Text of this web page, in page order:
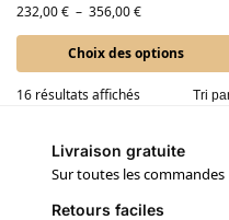
232,00€ – 356,00€
Choix des options
16 résultats affichés
Livraison gratuite
Sur toutes les commandes
Retours faciles